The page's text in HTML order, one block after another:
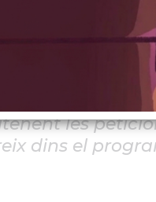
la 1a
les
dins el